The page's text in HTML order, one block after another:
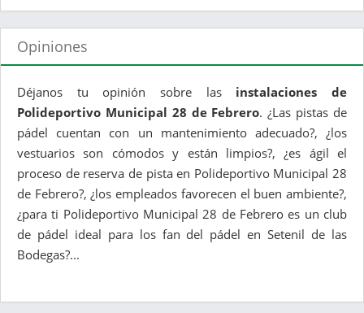
Opiniones
Déjanos tu opinión sobre las instalaciones de
Polideportivo Municipal 28 de Febrero. ¿Las pistas de
pádel cuentan con un mantenimiento adecuado?, ¿los
vestuarios son cómodos y están limpios?, ¿es ágil el
proceso de reserva de pista en Polideportivo Municipal 28
de Febrero?, ¿los empleados favorecen el buen ambiente?,
¿para ti Polideportivo Municipal 28 de Febrero es un club
de pádel ideal para los fan del pádel en Setenil de las
Bodegas?...